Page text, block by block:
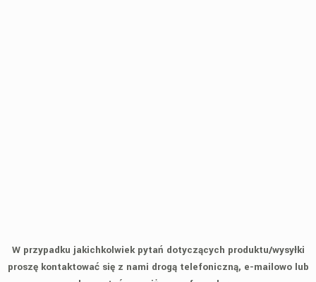
W przypadku jakichkolwiek pytań dotyczących produktu/wysyłki
proszę kontaktować się z nami drogą telefoniczną, e-mailowo lub